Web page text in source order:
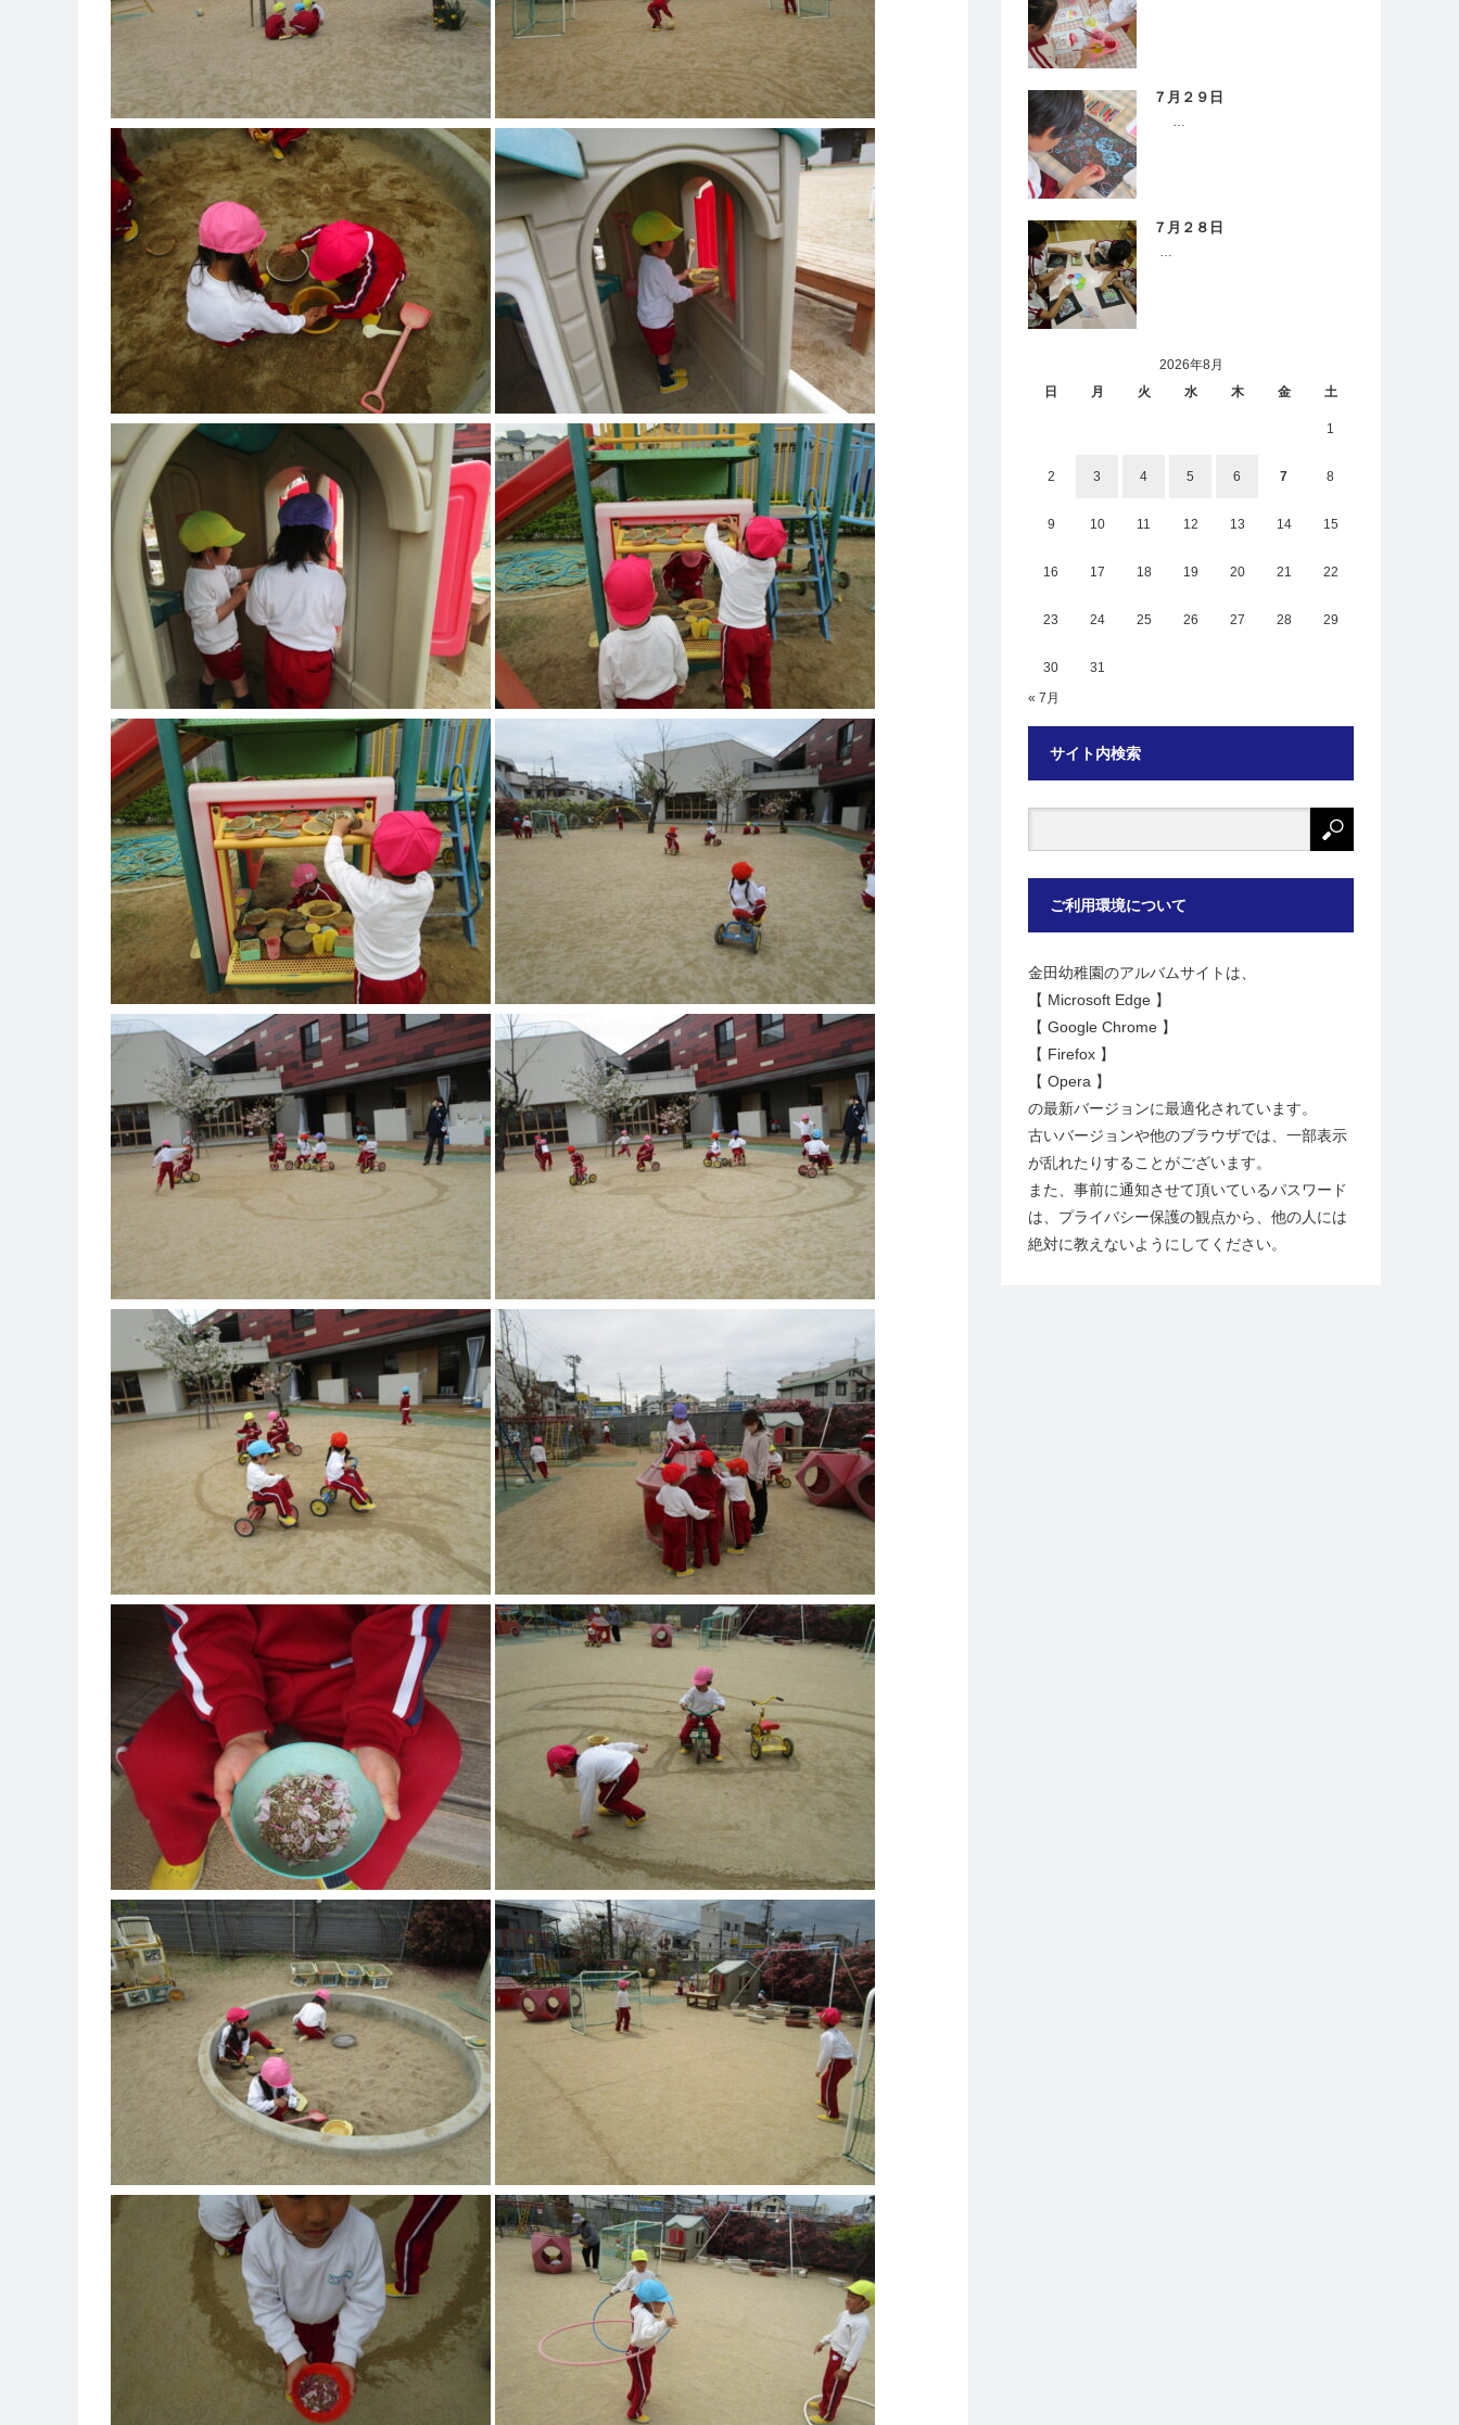
７月２９日
…
７月２８日
…
2026年8月
日
月 火 水 木 金 土
1
2 3 4 5 6 7 8
9 10 11 12 13 14 15
16 17 18 19 20 21 22
23 24 25 26 27 28 29
30
31
« 7月
サイト内検索
ご利用環境について
金田幼稚園のアルバムサイトは、
【 Microsoft Edge 】
【 Google Chrome 】
【 Firefox 】
【 Opera 】
の最新バージョンに最適化されています。
古いバージョンや他のブラウザでは、一部表示
が乱れたりすることがございます。
また、事前に通知させて頂いているパスワード
は、プライバシー保護の観点から、他の人には
絶対に教えないようにしてください。